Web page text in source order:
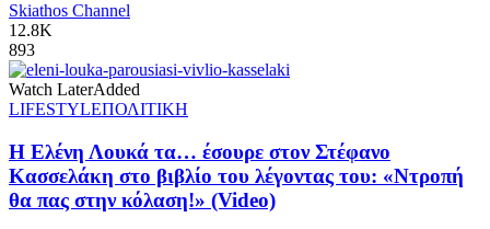
Skiathos Channel
12.8K
893
Watch LaterAdded
LIFESTYLEΠΟΛΙΤΙΚΗ
Η Ελένη Λουκά τα… έσουρε στον Στέφανο
Κασσελάκη στο βιβλίο του λέγοντας του: «Ντροπή
θα πας στην κόλαση!» (Video)